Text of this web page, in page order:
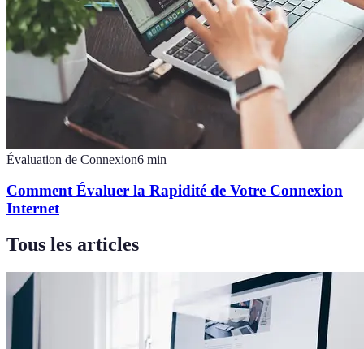
Évaluation de Connexion6 min
Comment Évaluer la Rapidité de Votre Connexion
Internet
Tous les articles